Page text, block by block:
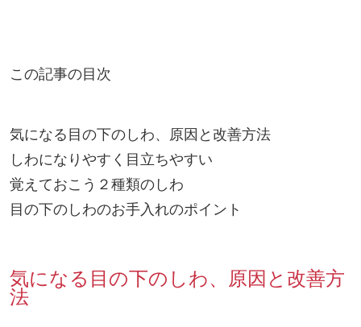
この記事の目次
気になる目の下のしわ、原因と改善方法
しわになりやすく目立ちやすい
覚えておこう２種類のしわ
目の下のしわのお手入れのポイント
気になる目の下のしわ、原因と改善方
法